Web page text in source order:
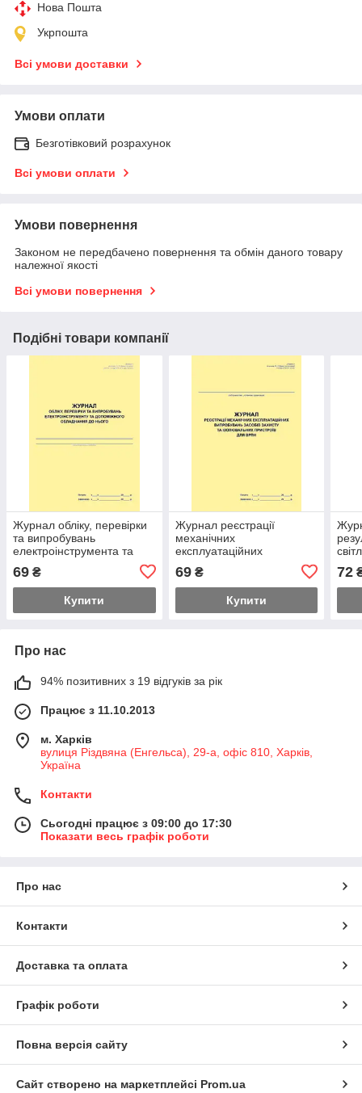
Нова Пошта
Укрпошта
Всі умови доставки
Умови оплати
Безготівковий розрахунок
Всі умови оплати
Умови повернення
Законом не передбачено повернення та обмін даного товару
належної якості
Всі умови повернення
Подібні товари компанії
Журнал обліку, перевірки
та випробувань
електроінструмента та
допоміжного обладнання
до нього
69 ₴
Купити
Журнал реєстрації
механічних
експлуатаційних
захисту та ізолювальних
пристроїв для ВРПН
69₴
Купити
72
Про нас
94% позитивних з 19 відгуків за рік
Працює з 11.10.2013
м. Харків
вулиця Різдвяна (Енгельса), 29-а, офіс 810, Харків,
Україна
Контакти
Сьогодні працює з 09:00 до 17:30
Показати весь графік роботи
Про нас
Контакти
Доставка та оплата
Графік роботи
Повна версія сайту
Сайт створено на маркетплейсі Prom.ua